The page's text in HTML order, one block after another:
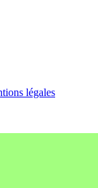
légales